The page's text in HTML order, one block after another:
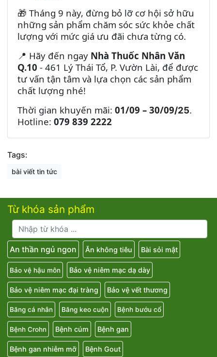
🎁 Tháng 9 này, đừng bỏ lỡ cơ hội sở hữu
những sản phẩm chăm sóc sức khỏe chất
lượng với mức giá ưu đãi chưa từng có.
📍 Hãy đến ngay Nhà Thuốc Nhân Văn
Q.10 - 461 Lý Thái Tổ, P. Vườn Lài, để được
tư vấn tận tâm và lựa chọn các sản phẩm
chất lượng nhé!
Thời gian khuyến mãi: 01/09 – 30/09/25.
Hotline: 079 839 2222
Tags:
bài viết tin tức
Từ khóa sản phẩm
An thần ngủ ngon Ăn không tiêu Bài sỏi mật
Bảo vệ hậu môn Bảo vệ niêm mạc dạ dày
Bảo vệ niêm mạc đại tràng Bảo vệ vết thương
Băng cá nhân Băng keo cuộn Bệnh bướu cổ
Bệnh Crohn Bệnh cúm Bệnh gan
Bệnh gan nhiễm mỡ Bệnh Gout